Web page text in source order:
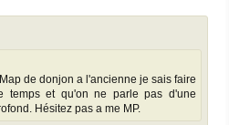
de donjon a l'ancienne je sais faire
temps et qu'on ne parle pas d'une
Hésitez pas a me MP.